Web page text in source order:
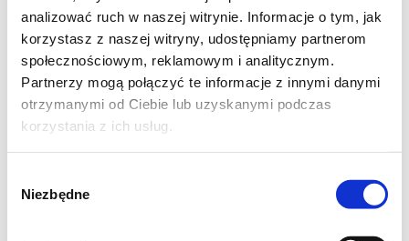
analizować ruch w naszej witrynie. Informacje o tym, jak
korzystasz z naszej witryny, udostępniamy partnerom
społecznościowym, reklamowym i analitycznym.
Partnerzy mogą połączyć te informacje z innymi danymi
otrzymanymi od Ciebie lub uzyskanymi podczas
korzystania z ich usług.
zgody
Niezbędne
najczęstsze pytania dotyczące
naszych produktów
Z czego powstaje olej Kujawski?
Olej Kujawski jest tłoczony z polskich
wyselekcjonowanych dostawców.